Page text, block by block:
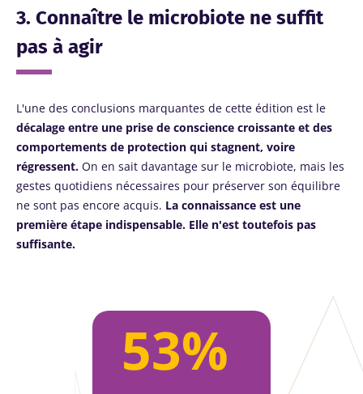
3. Connaître le microbiote ne suffit
pas à agir
L'une des conclusions marquantes de cette édition est le
décalage entre une prise de conscience croissante et des
comportements de protection qui stagnent, voire
régressent. On en sait davantage sur le microbiote, mais les
gestes quotidiens nécessaires pour préserver son équilibre
ne sont pas encore acquis. La connaissance est une
première étape indispensable. Elle n'est toutefois pas
suffisante.
53%